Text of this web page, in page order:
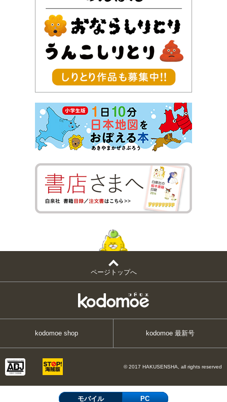
ページトップへ
kodomoe shop kodomoe 最新号
© 2017 HAKUSENSHA, all rights reserved
モバイル PC